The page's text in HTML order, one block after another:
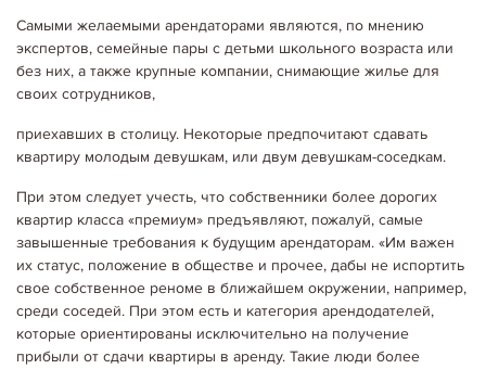
Самыми желаемыми арендаторами являются, по мнению
экспертов, семейные пары с детьми школьного возраста или
без них, а также крупные компании, снимающие жилье для
своих сотрудников,
приехавших в столицу. Некоторые предпочитают сдавать
квартиру молодым девушкам, или двум девушкам-соседкам.
При этом следует учесть, что собственники более дорогих
квартир класса «премиум» предъявляют, пожалуй, самые
завышенные требования к будущим арендаторам. «Им важен
их статус, положение в обществе и прочее, дабы не испортить
свое собственное реноме в ближайшем окружении, например,
среди соседей. При этом есть и категория арендодателей,
которые ориентированы исключительно на получение
прибыли от сдачи квартиры в аренду. Такие люди более